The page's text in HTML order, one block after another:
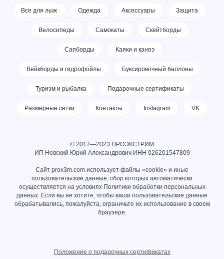
Все для лыж Одежда Аксессуары Защита
Велосипеды Самокаты Скейтборды
Сапборды Каяки и каноэ
Вейкборды и гидрофойлы Буксировочный баллоны
Туризм и рыбалка Подарочные сертификаты
Размерные сетки Контакты Instagram VK
© 2017—2023 ПРОЭКСТРИМ
ИП Невский Юрий Александрович ИНН 026201547809
Сайт prox3m.com использует файлы «cookie» и иные
пользовательские данные, сбор которых автоматически
осуществляется на условиях Политики обработки персональных
данных. Если вы не хотите, чтобы ваши пользовательские данные
обрабатывались, пожалуйста, ограничьте их использование в своем
браузере.
Положение о подарочных сертификатах